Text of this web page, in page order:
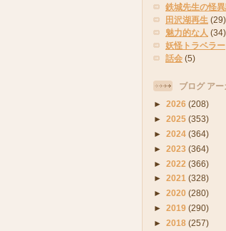
鉄城先生の怪
田沢湖再生 (29)
魅力的な人 (34)
妖怪トラベラー
話会 (5)
ブログ アー
► 2026 (208)
► 2025 (353)
► 2024 (364)
► 2023 (364)
► 2022 (366)
► 2021 (328)
► 2020 (280)
► 2019 (290)
► 2018 (257)